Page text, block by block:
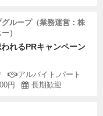
ループ（業務運営：株
）
れるPRキャンペーン
アルバイト,パート
円
長期歓迎